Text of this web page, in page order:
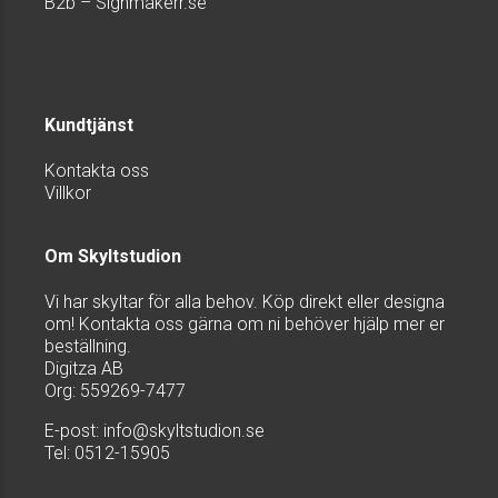
Kundtjänst
Kontakta oss
Villkor
Om Skyltstudion
Vi har skyltar för alla behov. Köp direkt eller designa
om! Kontakta oss gärna om ni behöver hjälp mer er
beställning.
Digitza AB
Org: 559269-7477
E-post: info@skyltstudion.se
Tel: 0512-15905